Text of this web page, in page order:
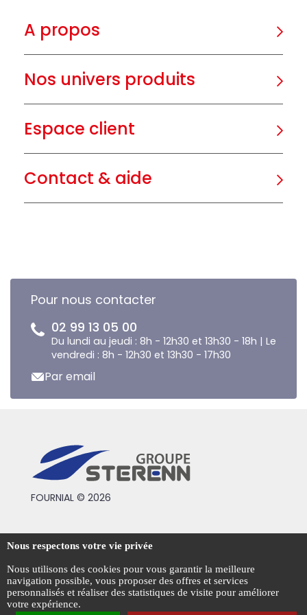
A propos
Nos univers produits
Espace client
Contact & aide
Pour nous contacter
02 99 13 05 00
Du lundi au jeudi : 8h - 12h30 et 13h30 - 18h | Le
vendredi : 8h - 12h30 et 13h30 - 17h30
Par email
FOURNIAL © 2026
Conditions générales de vente
Mentions légales
Politique de confidentialité
Gestion des cookies
Nous respectons votre vie privée
Nous utilisons des cookies pour vous garantir la meilleure
navigation possible, vous proposer des offres et services
personnalisés et réaliser des statistiques de visite pour améliorer
votre expérience.